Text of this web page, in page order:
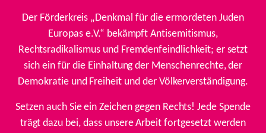
Der Förderkreis „Denkmal für die ermordeten Juden
Europas e.V.“ bekämpft Antisemitismus,
Rechtsradikalismus und Fremdenfeindlichkeit; er setzt
sich ein für die Einhaltung der Menschenrechte, der
Demokratie und Freiheit und der Völkerverständigung.
Setzen auch Sie ein Zeichen gegen Rechts! Jede Spende
trägt dazu bei, dass unsere Arbeit fortgesetzt werden